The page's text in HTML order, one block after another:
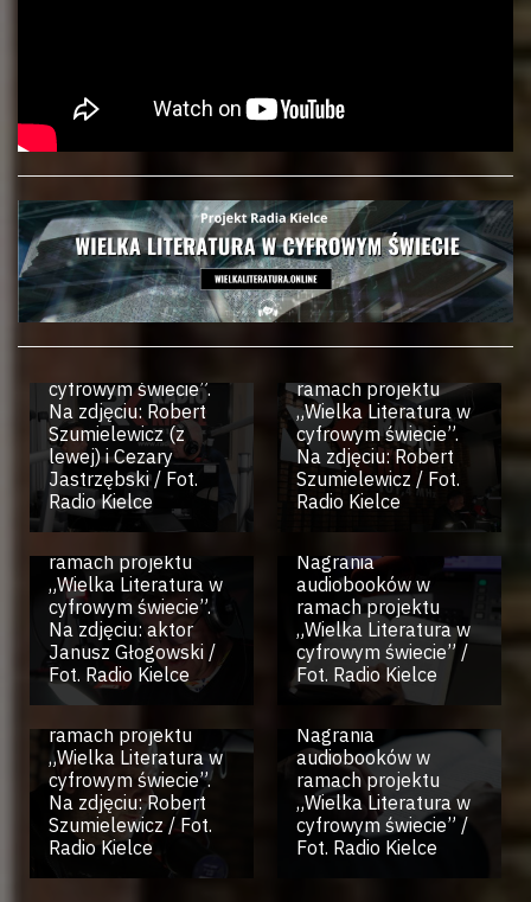
Radio Kielce.
Nagrania
audiobooków w
ramach projektu
cyfrowym świecie”.
Na zdjęciu: Robert
Szumielewicz (z
lewej) i Cezary
Jastrzębski / Fot.
Radio Kielce
Radio Kielce.
Nagrania
ramach projektu
„Wielka Literatura w
cyfrowym świecie”.
Na zdjęciu: Robert
Szumielewicz / Fot.
Radio Kielce
Radio Kielce.
Nagrania
audiobooków w
ramach projektu
„Wielka Literatura w
cyfrowym świecie”.
Na zdjęciu: aktor
Janusz Głogowski /
Fot. Radio Kielce
Radio Kielce.
Nagrania
audiobooków w
ramach projektu
„Wielka Literatura w
cyfrowym świecie” /
Fot. Radio Kielce
Radio Kielce.
Nagrania
audiobooków w
ramach projektu
„Wielka Literatura w
cyfrowym świecie”.
Na zdjęciu: Robert
Szumielewicz / Fot.
Radio Kielce
Radio Kielce.
Nagrania
audiobooków w
ramach projektu
„Wielka Literatura w
cyfrowym świecie” /
Fot. Radio Kielce
Radio Kielce.
Nagrania
audiobooków w
„Wielka Literatura w
Radio Kielce.